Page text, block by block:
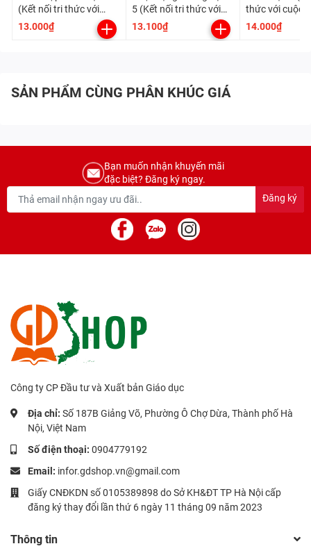
(Kết nối tri thức với
cuộc sống)
13.000₫
5 (Kết nối tri thức với
cuộc sống)
13.100₫
thức với cuộc
14.000₫
SẢN PHẨM CÙNG PHÂN KHÚC GIÁ
Bạn muốn nhận khuyến mãi
đặc biệt? Đăng ký ngay.
Đăng ký
Công ty CP Đầu tư và Xuất bản Giáo dục
Địa chỉ: Số 187B Giảng Võ, Phường Ô Chợ Dừa, Thành phố Hà
Nội, Việt Nam
Số điện thoại: 0904779192
Email: infor.gdshop.vn@gmail.com
Giấy CNĐKDN số 0105389898 do Sở KH&ĐT TP Hà Nội cấp
đăng ký thay đổi lần thứ 6 ngày 11 tháng 09 năm 2023
Thông tin